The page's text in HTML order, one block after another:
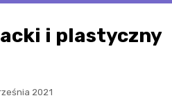
i plastyczny
2021